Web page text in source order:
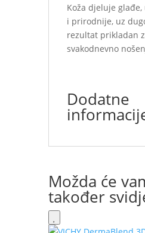
Koža djeluje
i prirodnije, uz
rezultat prikladan
svakodnevno
Dodatne
Možda će
također